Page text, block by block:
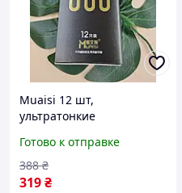
Muaisi 12 шт,
ультратонкие
повышения
чувствительности,
надежные Flirt
Готово к отправке
319₴
388 ₴